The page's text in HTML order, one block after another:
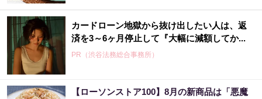
カードローン地獄から抜け出したい人は、返
済を3～6ヶ月停止して『大幅に減額してか...
PR（渋谷法務総合事務所）
【ローソンストア100】8月の新商品は「悪魔